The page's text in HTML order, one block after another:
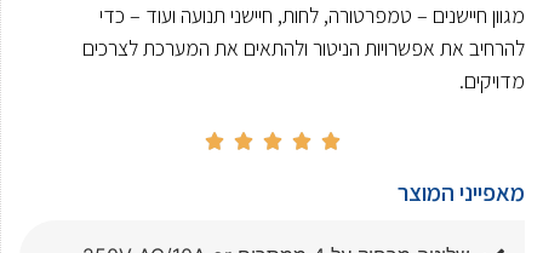
מגוון חיישנים – טמפרטורה, לחות, חיישני תנועה ועוד – כדי
להרחיב את אפשרויות הניטור ולהתאים את המערכת לצרכים
מדויקים.





מאפייני המוצר